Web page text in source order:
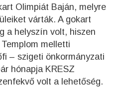
Olimpiát Baján, melyre
várták. A gokart
a helyszín volt, hiszen
melletti
– szigeti önkormányzati
hónapja KRESZ
volt a lehetőség.